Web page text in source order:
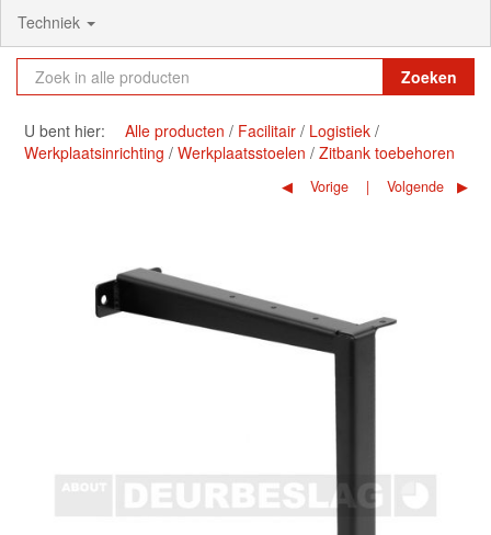
Techniek
Zoeken
U bent hier: Alle producten Facilitair
Logistiek
Werkplaatsinrichting
Werkplaatsstoelen Zitbank toebehoren
Vorige Volgende